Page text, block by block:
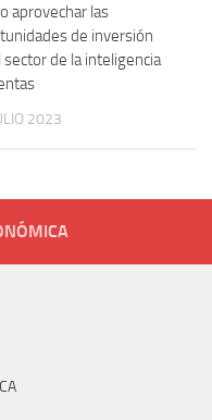
aprovechar las
de inversión
sector de la inteligencia
2023